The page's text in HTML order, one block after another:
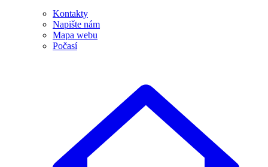
Kontakty
Napište nám
Mapa webu
Počasí